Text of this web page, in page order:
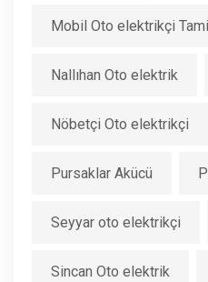
Mobil Oto elektrikçi
Nallıhan Oto elektrik
Nöbetçi Oto elektrikçi
Pursaklar Akücü
Seyyar oto elektrikçi
Sincan Oto elektrik